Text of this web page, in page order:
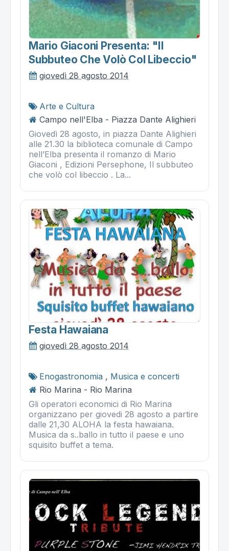
Mario Giaconi Presenta: "il
Subbuteo Che Volò Col Libeccio"
giovedì 28 agosto 2014
Arte e Cultura
Campo nell'Elba - Piazza Dante Alighieri
Giovedì 28 agosto, in piazza Dante Alighieri
alle 21.30 la biblioteca comunale di Campo
nell’Elba presenta il romanzo di Mario
Giaconi , Edizioni Persephone, Il subbuteo
che volò col libeccio . La...
Festa Hawaiana
giovedì 28 agosto 2014
Enogastronomia , Musica e concerti
Rio Marina - Rio Marina
Gli operatori economici di Rio Marina
organizzano per giovedi 28 agosto a partire
dalle 21,30 ALOHA la festa hawaiana.
Musica da s..ballo in tutto il paese e uno
squisito buffet a tema.